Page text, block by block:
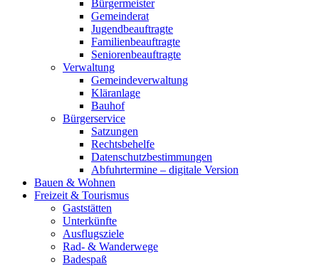
Bürgermeister
Gemeinderat
Jugendbeauftragte
Familienbeauftragte
Seniorenbeauftragte
Verwaltung
Gemeindeverwaltung
Kläranlage
Bauhof
Bürgerservice
Satzungen
Rechtsbehelfe
Datenschutzbestimmungen
Abfuhrtermine – digitale Version
Bauen & Wohnen
Freizeit & Tourismus
Gaststätten
Unterkünfte
Ausflugsziele
Rad- & Wanderwege
Badespaß